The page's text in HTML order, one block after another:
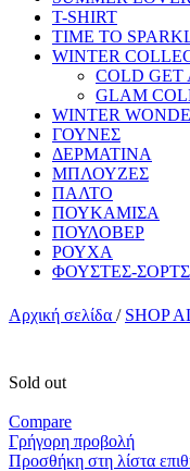
T-SHIRT
TIME TO
WINTER
COLD GET
GLAM
WINTER
ΓΟΥΝΕΣ
ΔΕΡΜΑΤΙΝΑ
ΜΠΛΟΥΖΕΣ
ΠΑΛΤΟ
ΠΟΥΚΑΜΙΣΑ
ΠΟΥΛΟΒΕΡ
ΡΟΥΧΑ
ΦΟΥΣΤΕΣ-ΣΟΡΤΣ
Αρχική σελίδα / SHOP
Sold out
Compare
Γρήγορη προβολή
Προσθήκη στη λίστα